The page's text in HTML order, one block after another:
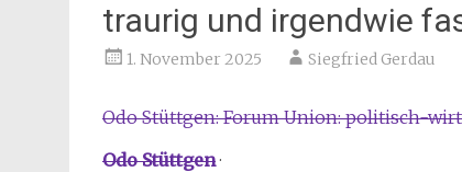
traurig und irgendwie
1. November 2025 Siegfried Gerdau
Odo Stüttgen: Forum Union: politisch-
Odo Stüttgen·